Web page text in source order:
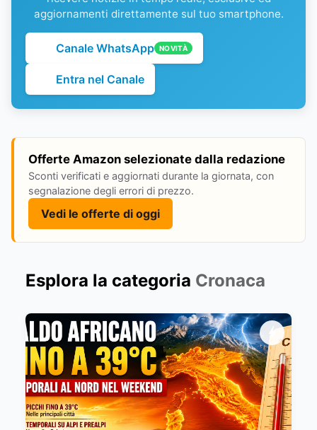
aggiornamenti direttamente sul tuo smartphone.
Canale WhatsApp NOVITÀ
Entra nel Canale
Offerte Amazon selezionate dalla redazione
Sconti verificati e aggiornati durante la giornata, con
segnalazione degli errori di prezzo.
Vedi le offerte di oggi
Esplora la categoria Cronaca